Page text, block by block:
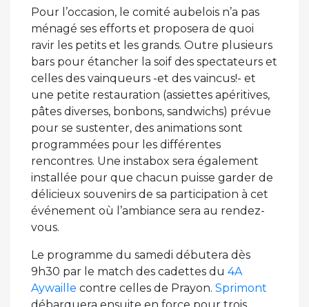
Pour l’occasion, le comité aubelois n’a pas
ménagé ses efforts et proposera de quoi
ravir les petits et les grands. Outre plusieurs
bars pour étancher la soif des spectateurs et
celles des vainqueurs -et des vaincus!- et
une petite restauration (assiettes apéritives,
pâtes diverses, bonbons, sandwichs) prévue
pour se sustenter, des animations sont
programmées pour les différentes
rencontres. Une instabox sera également
installée pour que chacun puisse garder de
délicieux souvenirs de sa participation à cet
événement où l’ambiance sera au rendez-
vous.
Le programme du samedi débutera dès
9h30 par le match des cadettes du 4A
Aywaille contre celles de Prayon. Sprimont
débarquera ensuite en force pour trois